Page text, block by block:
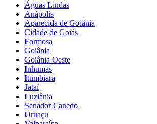
Águas Lindas
Anápolis
Aparecida de Goiânia
Cidade de Goiás
Formosa
Goiânia
Goiânia Oeste
Inhumas
Itumbiara
Jataí
Luziânia
Senador Canedo
Uruaçu